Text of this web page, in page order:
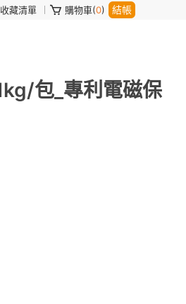
收藏清單 購物車(0) 結帳
包_專利電磁保